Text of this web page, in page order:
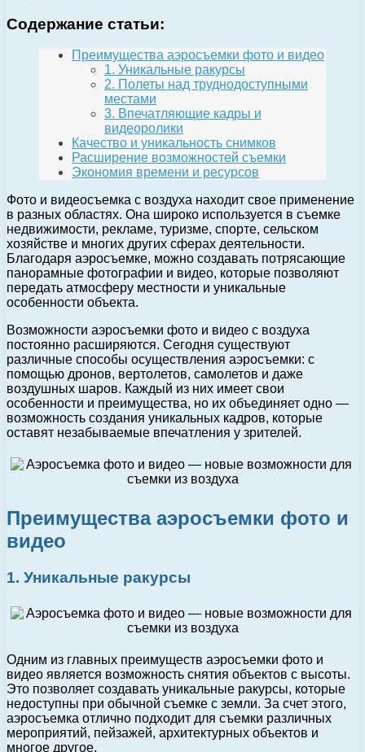
Содержание статьи:
Преимущества аэросъемки фото и видео
1. Уникальные ракурсы
2. Полеты над труднодоступными
местами
3. Впечатляющие кадры и
видеоролики
Качество и уникальность снимков
Расширение возможностей съемки
Экономия времени и ресурсов
Фото и видеосъемка с воздуха находит свое применение
в разных областях. Она широко используется в съемке
недвижимости, рекламе, туризме, спорте, сельском
хозяйстве и многих других сферах деятельности.
Благодаря аэросъемке, можно создавать потрясающие
панорамные фотографии и видео, которые позволяют
передать атмосферу местности и уникальные
особенности объекта.
Возможности аэросъемки фото и видео с воздуха
постоянно расширяются. Сегодня существуют
различные способы осуществления аэросъемки: с
помощью дронов, вертолетов, самолетов и даже
воздушных шаров. Каждый из них имеет свои
особенности и преимущества, но их объединяет одно —
возможность создания уникальных кадров, которые
оставят незабываемые впечатления у зрителей.
Преимущества аэросъемки фото и
видео
1. Уникальные ракурсы
Одним из главных преимуществ аэросъемки фото и
видео является возможность снятия объектов с высоты.
Это позволяет создавать уникальные ракурсы, которые
недоступны при обычной съемке с земли. За счет этого,
аэросъемка отлично подходит для съемки различных
мероприятий, пейзажей, архитектурных объектов и
многое другое.